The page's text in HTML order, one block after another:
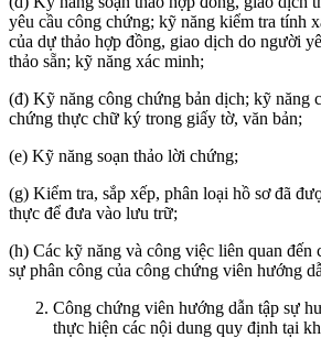
yêu cầu công chứng; kỹ năng kiểm tra tính
của dự thảo hợp đồng, giao dịch do người
thảo sẵn; kỹ năng xác minh;
(đ) Kỹ năng công chứng bản dịch; kỹ năng
chứng thực chữ ký trong giấy tờ, văn bản;
(e) Kỹ năng soạn thảo lời chứng;
(g) Kiểm tra, sắp xếp, phân loại hồ sơ đã
thực để đưa vào lưu trữ;
(h) Các kỹ năng và công việc liên quan đến
sự phân công của công chứng viên hướng
Công chứng viên hướng dẫn tập sự
thực hiện các nội dung quy định tại